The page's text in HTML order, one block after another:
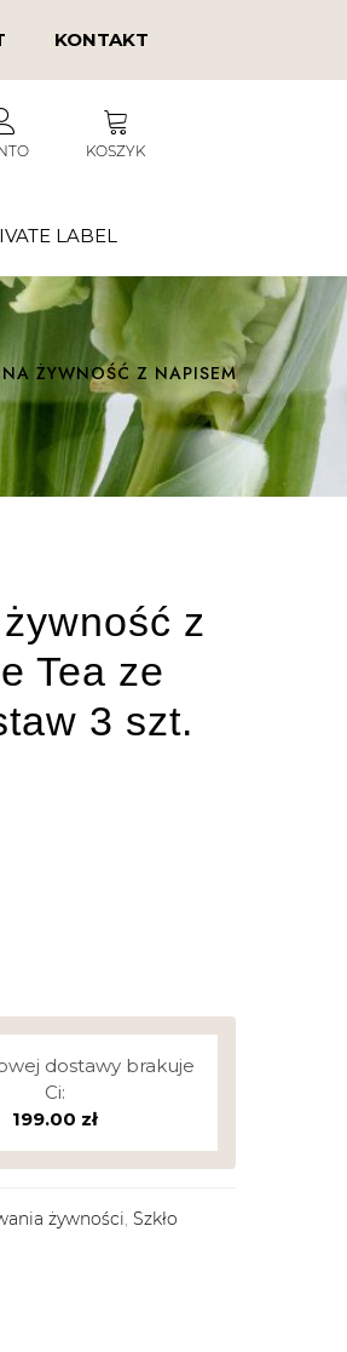
KONTAKT
KOSZYK
LABEL
ŻYWNOŚĆ Z NAPISEM
z
Tea ze
3 szt.
dostawy brakuje
Ci:
199.00 zł
żywności ,Szkło